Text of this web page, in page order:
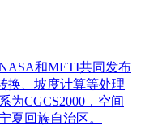
和METI共同发布
换、坡度计算等处理
为CGCS2000，空间
夏回族自治区。